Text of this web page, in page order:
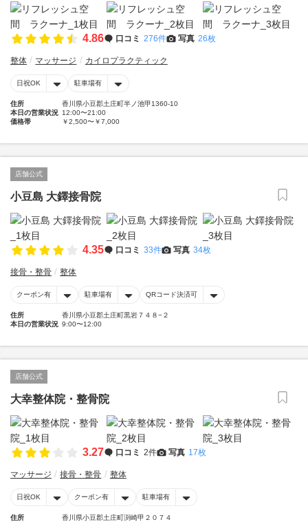
4.86 口コミ 276件 写真 26枚
整体 マッサージ カイロプラクティック
日祝OK 駐車場有
住所
香川県小豆郡土庄町半ノ池甲1360-10
本日の営業状況 12:00〜21:00
価格帯
￥2,500〜￥7,000
店舗公式
小豆島 大鐸接骨院
4.35 口コミ 33件 写真 34枚
接骨・整骨 整体
クーポン有 駐車場有 QRコード決済可
住所
香川県小豆郡土庄町黒岩７４８−２
本日の営業状況 9:00〜12:00
店舗公式
大幸整体院・整骨院
3.27 口コミ 2件 写真 17枚
マッサージ 接骨・整骨 整体
日祝OK クーポン有 駐車場有
住所
香川県小豆郡土庄町渕崎甲２０７４